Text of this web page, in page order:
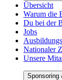
Übersicht
Warum die
Du bei der
Jobs
Nationaler
Unsere
Sponsoring